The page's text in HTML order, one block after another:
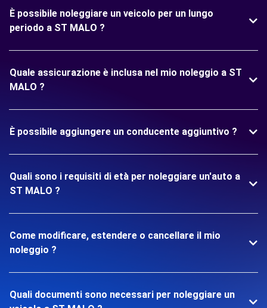
È possibile noleggiare un veicolo per un lungo
periodo a ST MALO ?
Quale assicurazione è inclusa nel mio noleggio a ST
MALO ?
È possibile aggiungere un conducente aggiuntivo ?
Quali sono i requisiti di età per noleggiare un'auto a
ST MALO ?
Come modificare, estendere o cancellare il mio
noleggio ?
Quali documenti sono necessari per noleggiare un